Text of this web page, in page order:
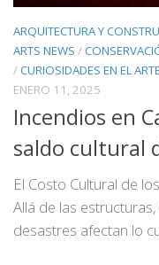
ARQUITECTURA Y
ARTS NEWS /
/CURIOSIDADES EN EL ARTE
ENERO 11, 2025
Incendios en
saldo cultural
El Costo Cultural de
Allá de las
desastres afectan lo